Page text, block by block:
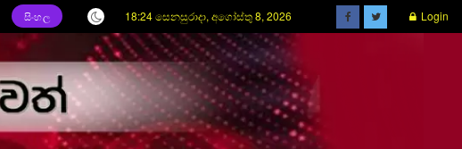
සිංහල 18:24 සෙනසුරාදා, අගෝස්තු 8, 2026 Login